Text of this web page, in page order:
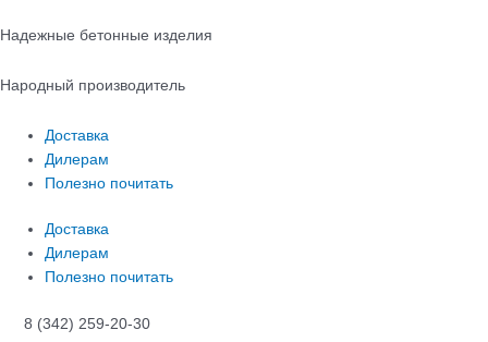
кНадежные бетонные изделия
Народный производитель
Доставка
Дилерам
Полезно почитать
Доставка
Дилерам
Полезно почитать
8 (342) 259-20-30